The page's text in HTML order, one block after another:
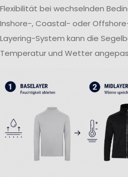
Flexibilität bei wechselnden
Inshore-, Coastal- oder
Layering-System kann die
Temperatur und Wetter